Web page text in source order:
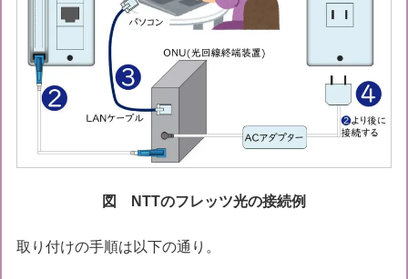
図 NTTのフレッツ光の接続例
取り付けの手順は以下の通り。